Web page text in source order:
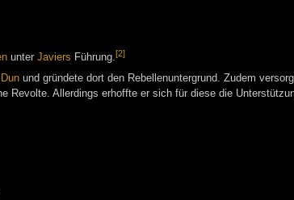
unter Javiers Führung.[2]
und gründete dort den Rebellenuntergrund. Zudem
Revolte. Allerdings erhoffte er sich für diese die